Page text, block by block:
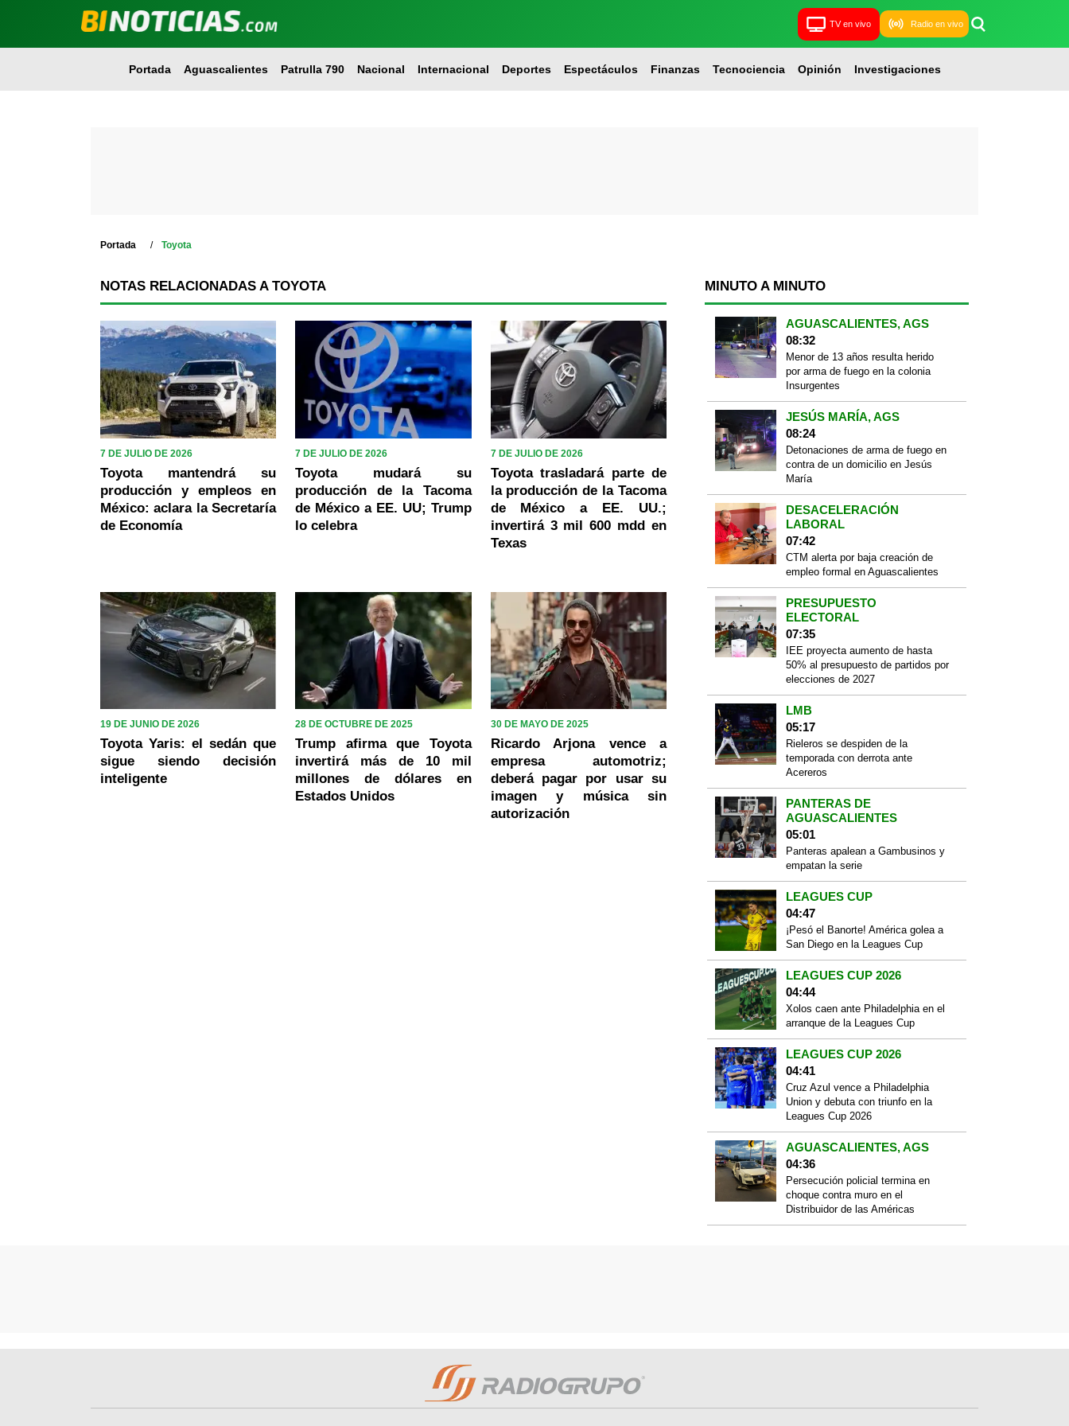
TV en vivo Radio en vivo
Portada Aguascalientes Patrulla 790 Nacional Internacional Deportes Espectáculos Finanzas Tecnociencia Opinión Investigaciones
Portada Toyota
NOTAS RELACIONADAS A TOYOTA
7 DE JULIO DE 2026
Toyota mantendrá su
producción y empleos en
México: aclara la Secretaría
de Economía
7 DE JULIO DE 2026
Toyota mudará su
producción de la Tacoma
de México a EE. UU; Trump
lo celebra
7 DE JULIO DE 2026
Toyota trasladará parte de
la producción de la Tacoma
de México a EE. UU.;
invertirá 3 mil 600 mdd en
Texas
19 DE JUNIO DE 2026
Toyota Yaris: el sedán que
sigue siendo decisión
inteligente
28 DE OCTUBRE DE 2025
Trump afirma que Toyota
invertirá más de 10 mil
millones de dólares en
Estados Unidos
30 DE MAYO DE 2025
Ricardo Arjona vence a
empresa automotriz;
deberá pagar por usar su
imagen y música sin
autorización
MINUTO A MINUTO
AGUASCALIENTES, AGS
08:32
Menor de 13 años resulta herido
por arma de fuego en la colonia
Insurgentes
JESÚS MARÍA, AGS
08:24
Detonaciones de arma de fuego en
contra de un domicilio en Jesús
María
DESACELERACIÓN
LABORAL
07:42
CTM alerta por baja creación de
empleo formal en Aguascalientes
PRESUPUESTO
ELECTORAL
07:35
IEE proyecta aumento de hasta
50% al presupuesto de partidos por
elecciones de 2027
LMB
05:17
Rieleros se despiden de la
temporada con derrota ante
Acereros
PANTERAS DE
AGUASCALIENTES
05:01
Panteras apalean a Gambusinos y
empatan la serie
LEAGUES CUP
04:47
¡Pesó el Banorte! América golea a
San Diego en la Leagues Cup
LEAGUES CUP 2026
04:44
Xolos caen ante Philadelphia en el
arranque de la Leagues Cup
LEAGUES CUP 2026
04:41
Cruz Azul vence a Philadelphia
Union y debuta con triunfo en la
Leagues Cup 2026
AGUASCALIENTES, AGS
04:36
Persecución policial termina en
choque contra muro en el
Distribuidor de las Américas